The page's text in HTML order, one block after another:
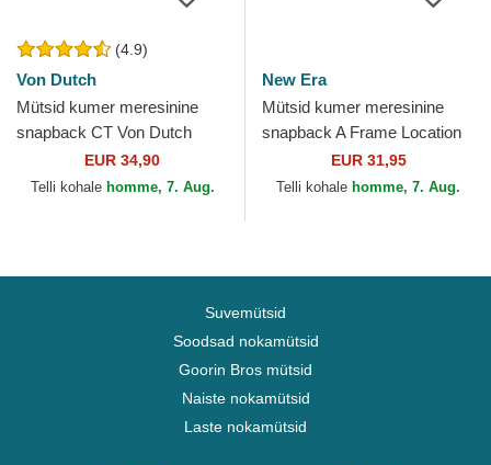
(4.9)
Von Dutch
Mütsid kumer meresinine
snapback CT Von Dutch
EUR 34,90
Telli kohale homme, 7. Aug.
New Era
Mütsid kumer meresinine
snapback A Frame Location
Los Angeles Ciudades y
Playas California New Era
EUR 31,95
Telli kohale homme, 7. Aug.
Suvemütsid
Soodsad nokamütsid
Goorin Bros mütsid
Naiste nokamütsid
Laste nokamütsid